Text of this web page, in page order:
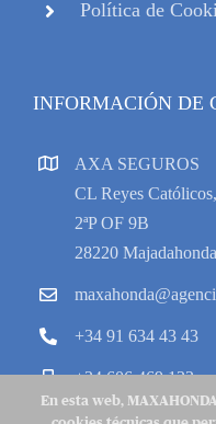
Política de
INFORMACIÓN DE
AXA SEGUROS
CL Reyes
2ªP OF 9B
28220 Majadahonda
+34 91 634 43 43
+34 606 469 133
En esta web,